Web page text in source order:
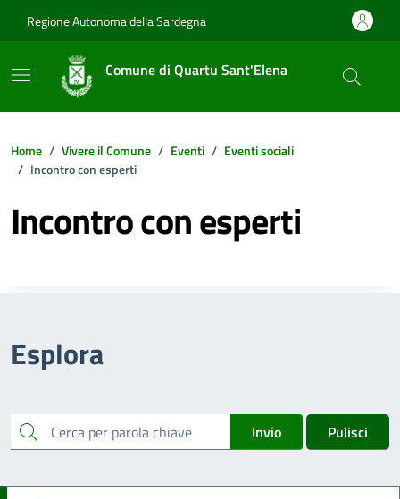
Regione Autonoma della Sardegna
Comune di Quartu Sant'Elena
Home Vivere il Comune Eventi
Eventi sociali
Incontro con esperti
Incontro con esperti
Esplora
cerca Invio Pulisci